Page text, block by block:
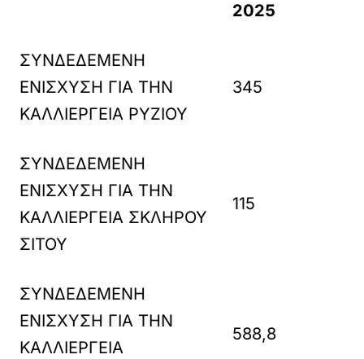
2025
ΣΥΝΔΕΔΕΜΕΝΗ
ΕΝΙΣΧΥΣΗ ΓΙΑ ΤΗΝ
ΚΑΛΛΙΕΡΓΕΙΑ ΡΥΖΙΟΥ
345
ΣΥΝΔΕΔΕΜΕΝΗ
ΕΝΙΣΧΥΣΗ ΓΙΑ ΤΗΝ
ΚΑΛΛΙΕΡΓΕΙΑ ΣΚΛΗΡΟΥ
ΣΙΤΟΥ
115
ΣΥΝΔΕΔΕΜΕΝΗ
ΕΝΙΣΧΥΣΗ ΓΙΑ ΤΗΝ
ΚΑΛΛΙΕΡΓΕΙΑ
588,8